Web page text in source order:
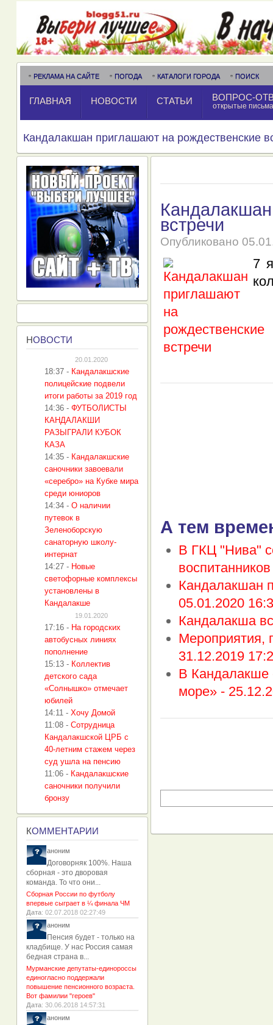
РЕКЛАМА НА САЙТЕ ПОГОДА КАТАЛОГИ ГОРОДА ПОИСК
ГЛАВНАЯ НОВОСТИ СТАТЬИ ВОПРОС-
открытые письма
Кандалакшан приглашают на рождественские
встречи
Опубликовано
7
А тем
В ГКЦ "Нива"
Кандалакшан
05.01.2020
Кандалакша
Мероприятия,
31.12.2019
В Кандалакше
море» -
НОВОСТИ
20.01.2020
18:37 - Кандалакшские
полицейские подвели
итоги работы за 2019 год
14:36 - ФУТБОЛИСТЫ
КАНДАЛАКШИ
РАЗЫГРАЛИ КУБОК
КАЗА
14:35 - Кандалакшские
саночники завоевали
«серебро» на Кубке мира
среди юниоров
14:34 - О наличии
путевок в
Зеленоборскую
санаторную школу-
интернат
14:27 - Новые
светофорные комплексы
установлены в
Кандалакше
19.01.2020
17:16 - На городских
автобусных линиях
пополнение
15:13 - Коллектив
детского сада
«Солнышко» отмечает
юбилей
14:11 - Хочу Домой
11:08 - Сотрудница
Кандалакшской ЦРБ с
40-летним стажем через
суд ушла на пенсию
11:06 - Кандалакшские
саночники получили
бронзу
КОММЕНТАРИИ
аноним
Договорняк 100%. Наша
сборная - это дворовая
команда. То что они...
Сборная России по футболу
впервые сыграет в ¼ финала ЧМ
Дата: 02.07.2018 02:27:49
аноним
Пенсия будет - только на
кладбище. У нас Россия самая
бедная страна в...
Мурманские депутаты-единороссы
единогласно поддержали
повышение пенсионного возраста.
Вот фамилии "героев"
Дата: 30.06.2018 14:57:31
аноним